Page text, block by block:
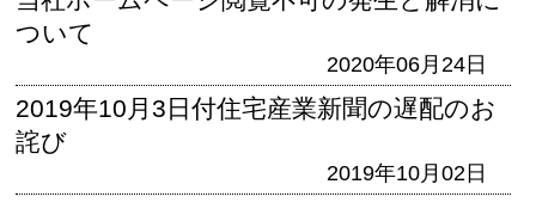
ついて
2020年06月24日
2019年10月3日付住宅産業新聞の遅配のお
詫び
2019年10月02日